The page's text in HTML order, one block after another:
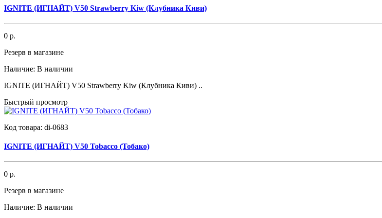
IGNITE (ИГНАЙТ) V50 Strawberry Kiw (Клубника Киви)
0 р.
Резерв в магазине
Наличие: В наличии
IGNITE (ИГНАЙТ) V50 Strawberry Kiw (Клубника Киви) ..
Быстрый просмотр
Код товара: di-0683
IGNITE (ИГНАЙТ) V50 Tobacco (Тобако)
0 р.
Резерв в магазине
Наличие: В наличии